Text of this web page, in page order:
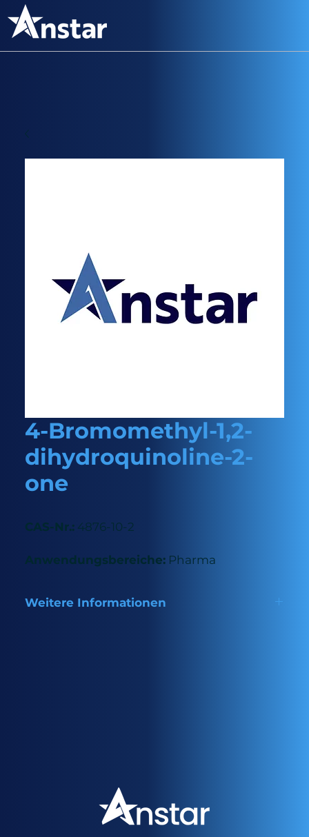
4-Bromomethyl-1,2-
dihydroquinoline-2-
one
CAS-Nr.: 4876-10-2
Anwendungsbereiche: Pharma
Weitere Informationen